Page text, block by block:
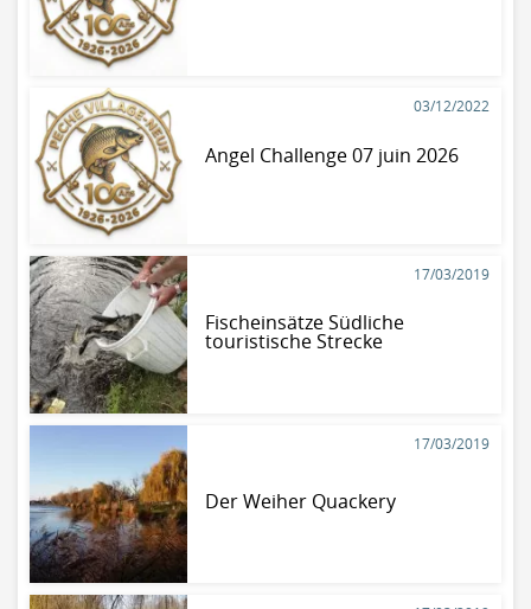
03/12/2022
Angel Challenge 07 juin 2026
17/03/2019
Fischeinsätze Südliche
touristische Strecke
17/03/2019
Der Weiher Quackery